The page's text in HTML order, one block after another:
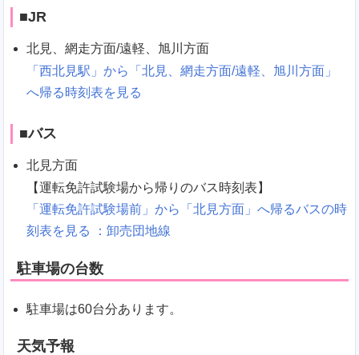
■JR
北見、網走方面/遠軽、旭川方面
「西北見駅」から「北見、網走方面/遠軽、旭川方面」
へ帰る時刻表を見る
■バス
北見方面
【運転免許試験場から帰りのバス時刻表】
「運転免許試験場前」から「北見方面」へ帰るバスの時
刻表を見る ：卸売団地線
駐車場の台数
駐車場は60台分あります。
天気予報